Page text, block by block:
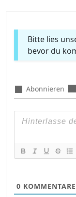
Bitte lies
bevor du
Abonnieren
0 KOMMENTARE